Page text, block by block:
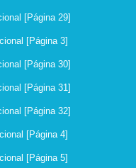
[Página 29]
[Página 3]
[Página 30]
[Página 31]
[Página 32]
[Página 4]
[Página 5]